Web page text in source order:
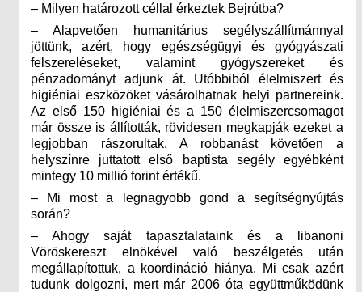
– Milyen határozott céllal érkeztek Bejrútba?
– Alapvetően humanitárius segélyszállítmánnyal
jöttünk, azért, hogy egészségügyi és gyógyászati
felszereléseket, valamint gyógyszereket és
pénzadományt adjunk át. Utóbbiból élelmiszert és
higiéniai eszközöket vásárolhatnak helyi partnereink.
Az első 150 higiéniai és a 150 élelmiszercsomagot
már össze is állították, rövidesen megkapják ezeket a
legjobban rászorultak. A robbanást követően a
helyszínre juttatott első baptista segély egyébként
mintegy 10 millió forint értékű.
– Mi most a legnagyobb gond a segítségnyújtás
során?
– Ahogy saját tapasztalataink és a libanoni
Vöröskereszt elnökével való beszélgetés után
megállapítottuk, a koordináció hiánya. Mi csak azért
tudunk dolgozni, mert már 2006 óta együttműködünk